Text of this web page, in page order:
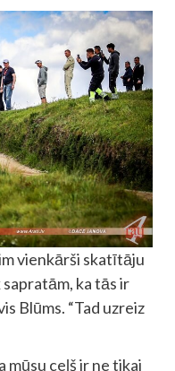
vienkārši skatītāju
ka tās ir
Blūms. “Tad uzreiz
mūsu ceļš ir ne tikai